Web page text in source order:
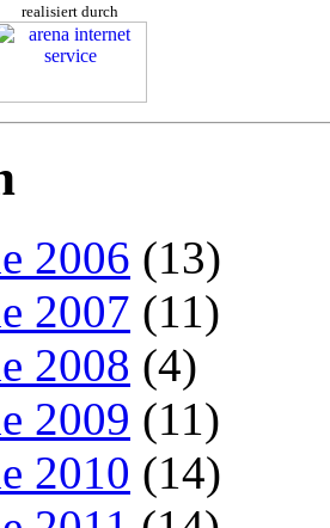
realisiert durch
2006 (13)
2007 (11)
2008 (4)
2009 (11)
2010 (14)